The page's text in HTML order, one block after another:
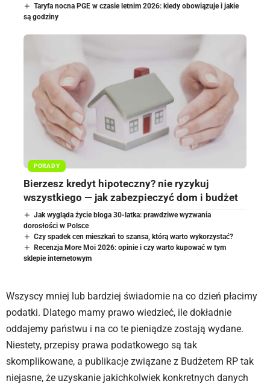
Taryfa nocna PGE w czasie letnim 2026: kiedy obowiązuje i jakie
są godziny
PORADY
Bierzesz kredyt hipoteczny? nie ryzykuj
wszystkiego — jak zabezpieczyć dom i budżet
Jak wygląda życie bloga 30-latka: prawdziwe wyzwania
dorosłości w Polsce
Czy spadek cen mieszkań to szansa, którą warto wykorzystać?
Recenzja More Moi 2026: opinie i czy warto kupować w tym
sklepie internetowym
Wszyscy mniej lub bardziej świadomie na co dzień płacimy
podatki. Dlatego mamy prawo wiedzieć, ile dokładnie
oddajemy państwu i na co te pieniądze zostają wydane.
Niestety, przepisy prawa podatkowego są tak
skomplikowane, a publikacje związane z Budżetem RP tak
niejasne, że uzyskanie jakichkolwiek konkretnych danych